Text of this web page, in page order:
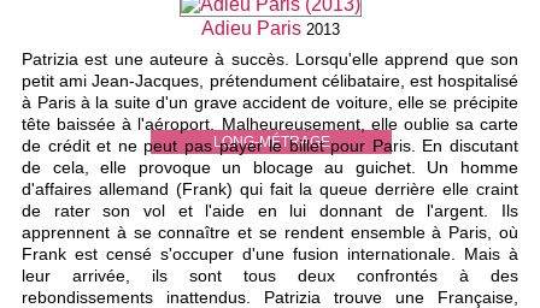
LONG-MÉTRAGE
Adieu Paris 2013
Patrizia est une auteure à succès. Lorsqu'elle apprend que son
petit ami Jean-Jacques, prétendument célibataire, est hospitalisé
à Paris à la suite d'un grave accident de voiture, elle se précipite
tête baissée à l'aéroport. Malheureusement, elle oublie sa carte
de crédit et ne peut pas payer le billet pour Paris. En discutant
de cela, elle provoque un blocage au guichet. Un homme
d'affaires allemand (Frank) qui fait la queue derrière elle craint
de rater son vol et l'aide en lui donnant de l'argent. Ils
apprennent à se connaître et se rendent ensemble à Paris, où
Frank est censé s'occuper d'une fusion internationale. Mais à
leur arrivée, ils sont tous deux confrontés à des
rebondissements inattendus. Patrizia trouve une Française,